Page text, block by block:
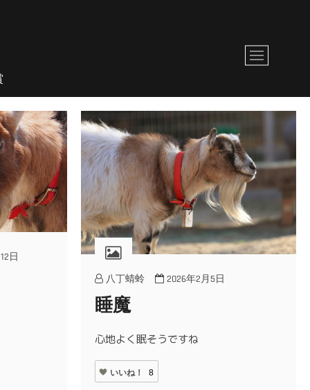
M
e
u
t
o
n
日
八丁蜻蛉
2026年2月5日
睡魔
心地よく眠そうですね
いいね！ 8